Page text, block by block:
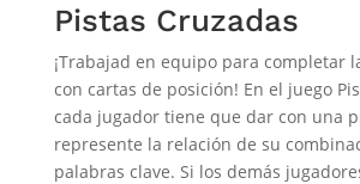
Pistas Cruzadas
¡Trabajad en equipo para completar
con cartas de posición! En el juego
cada jugador tiene que dar con una
represente la relación de su
palabras clave. Si los demás